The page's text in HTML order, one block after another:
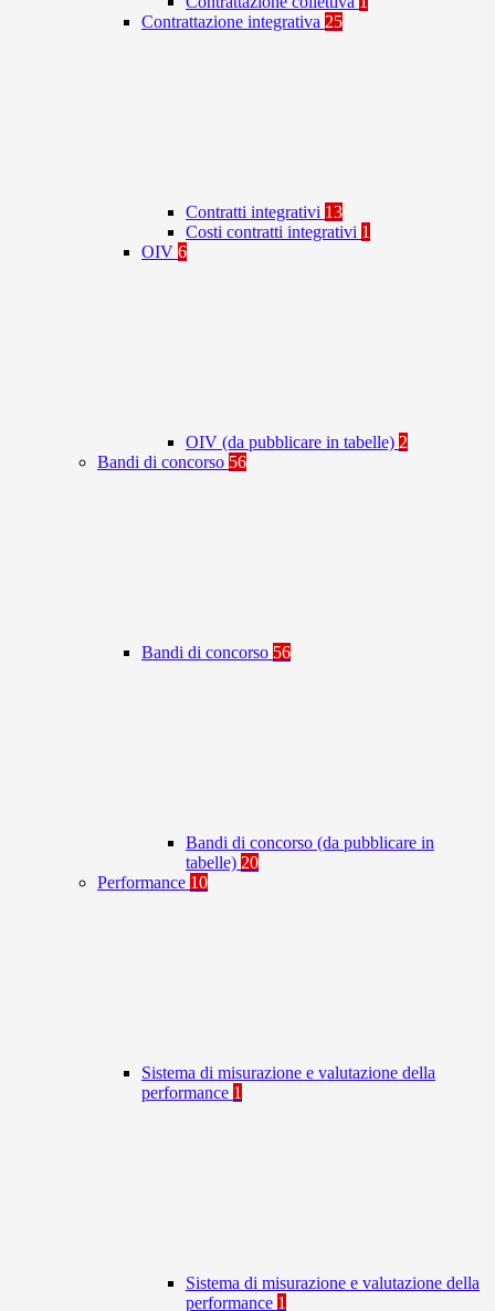
Contrattazione integrativa 25
Contratti integrativi 13
Costi contratti integrativi 1
OIV 6
OIV (da pubblicare in tabelle) 2
Bandi di concorso 56
Bandi di concorso 56
Bandi di concorso (da pubblicare in
tabelle) 20
Performance 10
Sistema di misurazione e valutazione della
performance 1
Sistema di misurazione e valutazione della
performance 1